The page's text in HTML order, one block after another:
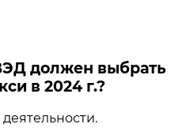
должен выбрать
в 2024 г.?